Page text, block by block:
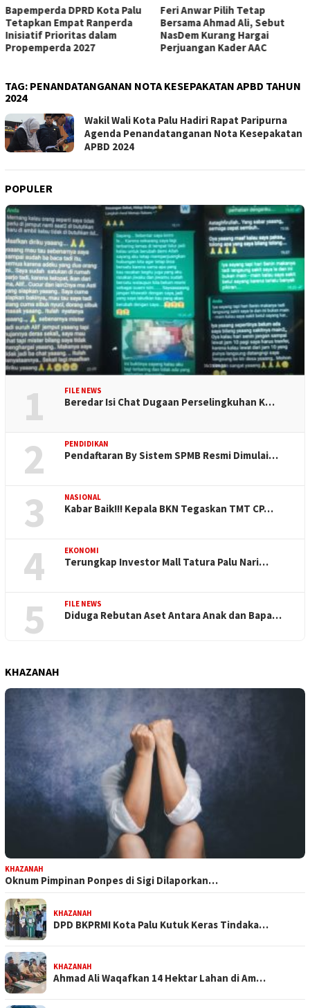
Bapemperda DPRD Kota Palu
Tetapkan Empat Ranperda
Inisiatif Prioritas dalam
Propemperda 2027
Feri Anwar Pilih Tetap
Bersama Ahmad Ali, Sebut
NasDem Kurang Hargai
Perjuangan Kader AAC
TAG: PENANDATANGANAN NOTA KESEPAKATAN APBD TAHUN
2024
Wakil Wali Kota Palu Hadiri Rapat Paripurna
Agenda Penandatanganan Nota Kesepakatan
APBD 2024
POPULER
1 FILE NEWS
Beredar Isi Chat Dugaan Perselingkuhan K…
2 PENDIDIKAN
Pendaftaran By Sistem SPMB Resmi Dimulai…
3 NASIONAL
Kabar Baik!!! Kepala BKN Tegaskan TMT CP…
4 EKONOMI
Terungkap Investor Mall Tatura Palu Nari…
5 FILE NEWS
Diduga Rebutan Aset Antara Anak dan Bapa…
KHAZANAH
KHAZANAH
Oknum Pimpinan Ponpes di Sigi Dilaporkan…
KHAZANAH
DPD BKPRMI Kota Palu Kutuk Keras Tindaka…
KHAZANAH
Ahmad Ali Waqafkan 14 Hektar Lahan di Am…